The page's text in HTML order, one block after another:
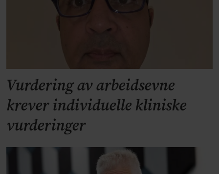
Vurdering av arbeidsevne
krever individuelle kliniske
vurderinger